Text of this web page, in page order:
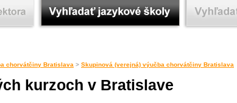
chorvátčiny Bratislava > Skupinová (verejná) výučba chorvátčiny Bratislava
kurzoch v Bratislave